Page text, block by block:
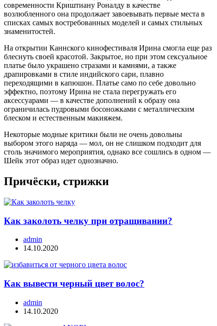
современности Криштиану Роналду в качестве
возлюбленного она продолжает завоевывать первые места в
списках самых востребованных моделей и самых стильных
знаменитостей.
На открытии Каннского кинофестиваля Ирина смогла еще раз
блеснуть своей красотой. Закрытое, но при этом сексуальное
платье было украшено стразами и камнями, а также
драпировками в стиле индийского сари, плавно
переходящими в капюшон. Платье само по себе довольно
эффектно, поэтому Ирина не стала перегружать его
аксессуарами — в качестве дополнений к образу она
ограничилась пудровыми босоножками с металлическим
блеском и естественным макияжем.
Некоторые модные критики были не очень довольны
выбором этого наряда — мол, он не слишком подходит для
столь значимого мероприятия, однако все сошлись в одном —
Шейк этот образ идет однозначно.
Причёски, стрижки
Как заколоть челку при отращивании?
admin
14.10.2020
Как вывести черный цвет волос?
admin
14.10.2020